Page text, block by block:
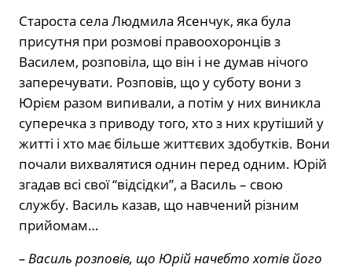
Староста села Людмила Ясенчук, яка була
присутня при розмові правоохоронців з
Василем, розповіла, що він і не думав нічого
заперечувати. Розповів, що у суботу вони з
Юрієм разом випивали, а потім у них виникла
суперечка з приводу того, хто з них крутіший у
житті і хто має більше життєвих здобутків. Вони
почали вихвалятися однин перед одним. Юрій
згадав всі свої “відсідки”, а Василь – свою
службу. Василь казав, що навчений різним
прийомам…
– Василь розповів, що Юрій начебто хотів його